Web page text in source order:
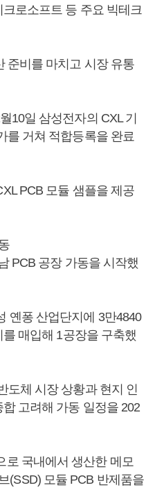
로소프트 등 주요 빅테크
준비를 마치고 시장 유통
10일 삼성전자의 CXL 기
를 거쳐 적합등록을 완료
PCB 모듈 샘플을 제공
PCB 공장 가동을 시작했
옌퐁 산업단지에 3만4840
매입해 1공장을 구축했
도체 시장 상황과 현지 인
고려해 가동 일정을 202
로 국내에서 생산한 메모
(SSD) 모듈 PCB 반제품을